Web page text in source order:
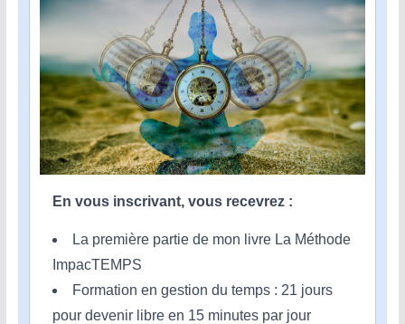
En vous inscrivant, vous recevrez :
La première partie de mon livre La Méthode
ImpacTEMPS
Formation en gestion du temps : 21 jours
pour devenir libre en 15 minutes par jour